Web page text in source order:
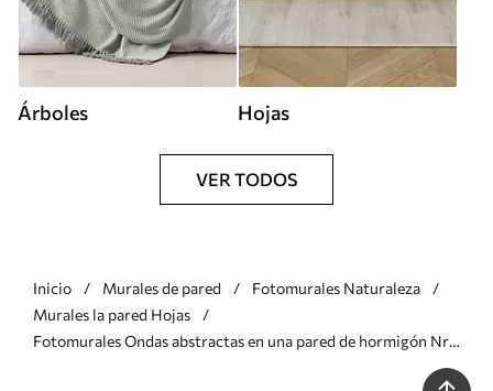
Árboles Hojas
VER TODOS
Inicio Murales de pared
Fotomurales Naturaleza
Murales la pared Hojas
Fotomurales Ondas abstractas en una pared de hormigón Nr.